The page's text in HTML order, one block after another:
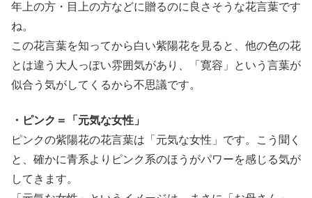
年上の方・目上の方などに贈るのに良さそうな花言葉です
ね。
この花言葉を知ってから白い紫陽花を見ると、他の色の花
とは違う大人っぽい雰囲気があり、「寛容」という言葉が
似合う気がしてくるから不思議です。
・ピンク＝「元気な女性」
ピンクの紫陽花の花言葉は「元気な女性」です。こう聞く
と、確かに青系よりピンク系のほうがパワーを感じる気が
してきます。